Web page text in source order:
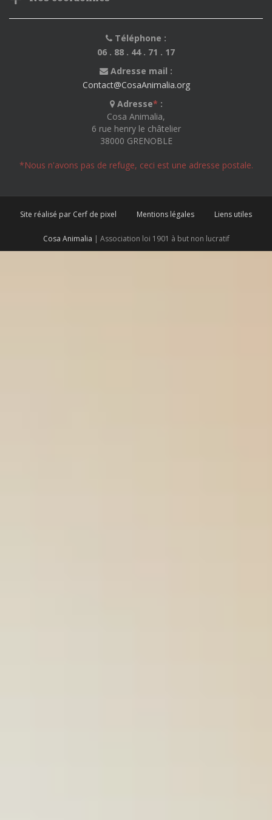
Téléphone :
06 . 88 . 44 . 71 . 17
Adresse mail :
Contact@CosaAnimalia.org
Adresse* :
Cosa Animalia,
6 rue henry le châtelier
38000 GRENOBLE
*Nous n'avons pas de refuge, ceci est une adresse postale.
Site réalisé par Cerf de pixel Mentions légales Liens utiles
Cosa Animalia | Association loi 1901 à but non lucratif